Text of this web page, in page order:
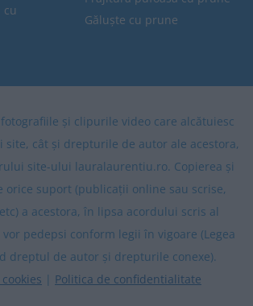
cu
Găluște cu prune
și clipurile video care alcătuiesc
site, cât și drepturile de autor ale acestora,
site-ului lauralaurentiu.ro. Copierea și
orice suport (publicații online sau scrise,
a acestora, în lipsa acordului scris al
pedepsi conform legii în vigoare (Legea
dreptul de autor și drepturile conexe).
| Politica de confidentialitate